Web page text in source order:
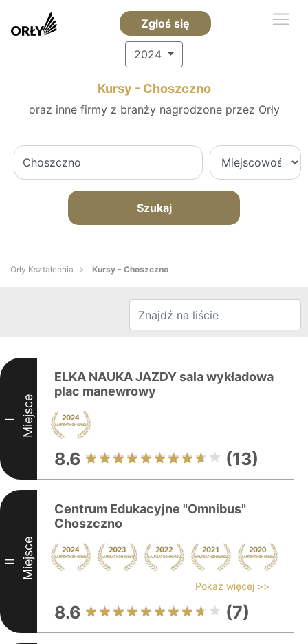
Zgłoś się
2024
Kursy - Choszczno
oraz inne firmy z branży nagrodzone przez Orły
Szukaj
Orły Kształcenia Kursy - Choszczno
I Miejsce
ELKA NAUKA JAZDY sala wykładowa
plac manewrowy
8.6 (13)
II Miejsce
Centrum Edukacyjne "Omnibus"
Choszczno
Pokaż więcej >>
8.6 (7)